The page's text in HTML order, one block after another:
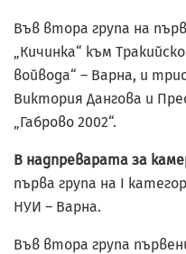
Във втора група на
„Кичинка“ към
войвода“ – Варна, и
Виктория Дангова и
„Габрово 2002“.
В надпреварата за
първа група на I
НУИ – Варна.
Във втора група